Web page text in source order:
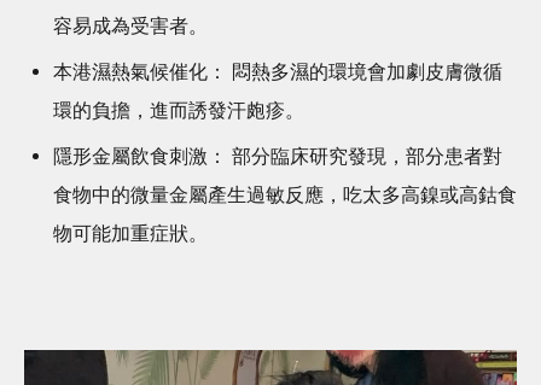
容易成為受害者。
本港濕熱氣候催化： 悶熱多濕的環境會加劇皮膚微循
環的負擔，進而誘發汗皰疹。
隱形金屬飲食刺激： 部分臨床研究發現，部分患者對
食物中的微量金屬產生過敏反應，吃太多高鎳或高鈷食
物可能加重症狀。